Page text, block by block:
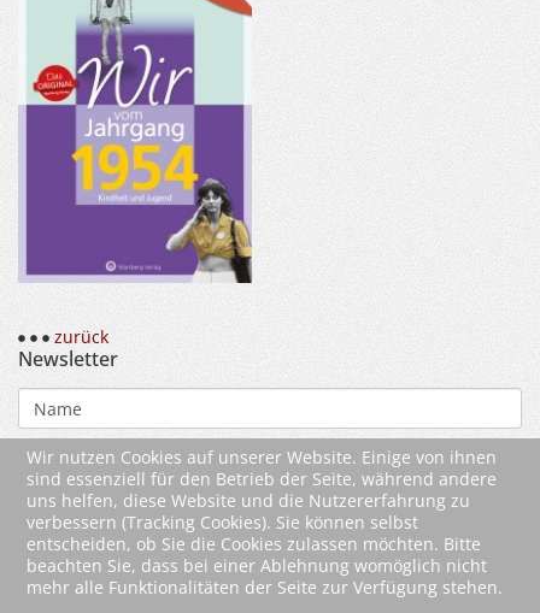
zurück
Newsletter
Wir nutzen Cookies auf unserer Website. Einige von ihnen
sind essenziell für den Betrieb der Seite, während andere
uns helfen, diese Website und die Nutzererfahrung zu
verbessern (Tracking Cookies). Sie können selbst
entscheiden, ob Sie die Cookies zulassen möchten. Bitte
beachten Sie, dass bei einer Ablehnung womöglich nicht
mehr alle Funktionalitäten der Seite zur Verfügung stehen.